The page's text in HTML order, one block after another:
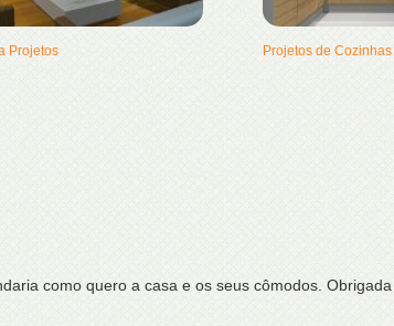
Projetos Projetos de Cozinhas
como quero a casa e os seus cômodos. Obrigada